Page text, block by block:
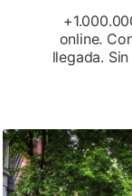
online.
llegada.
Amsterdam